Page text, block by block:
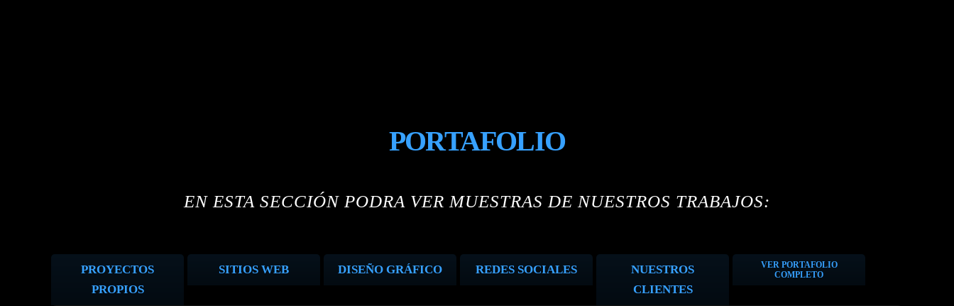
PORTAFOLIO
EN ESTA SECCIÓN PODRA VER MUESTRAS DE NUESTROS TRABAJOS:
PROYECTOS
PROPIOS
SITIOS WEB DISEÑO GRÁFICO REDES SOCIALES
NUESTROS
CLIENTES
VER PORTAFOLIO
COMPLETO